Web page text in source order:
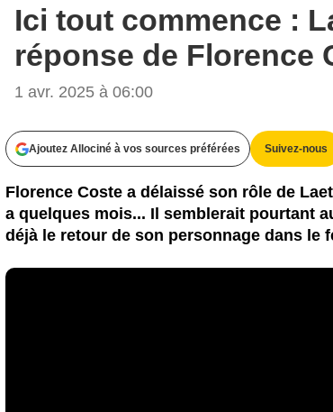
Ici tout commence :
réponse de Florence
1 avr. 2025 à 06:00
Ajoutez Allociné à vos sources préférées Suivez-nous
Florence Coste a délaissé son rôle de
a quelques mois... Il semblerait pourtant
déjà le retour de son personnage dans le